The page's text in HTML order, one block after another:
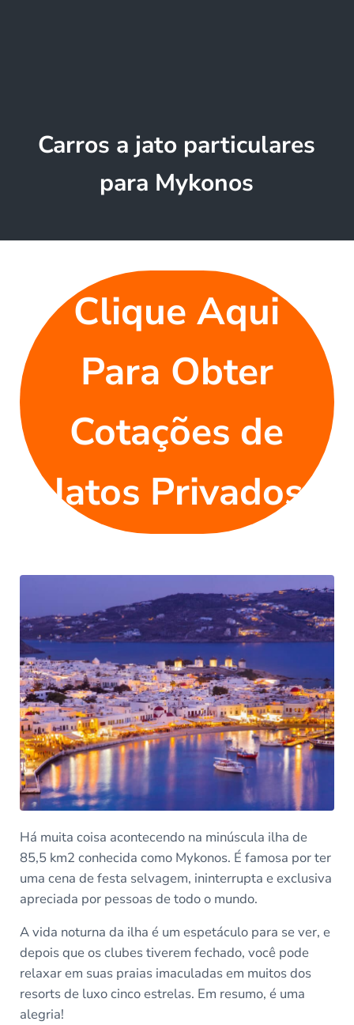
Carros a jato particulares
para Mykonos
Clique Aqui
Para Obter
Cotações de
Jatos Privados
Há muita coisa acontecendo na minúscula ilha de
85,5 km2 conhecida como Mykonos. É famosa por ter
uma cena de festa selvagem, ininterrupta e exclusiva
apreciada por pessoas de todo o mundo.
A vida noturna da ilha é um espetáculo para se ver, e
depois que os clubes tiverem fechado, você pode
relaxar em suas praias imaculadas em muitos dos
resorts de luxo cinco estrelas. Em resumo, é uma
alegria!